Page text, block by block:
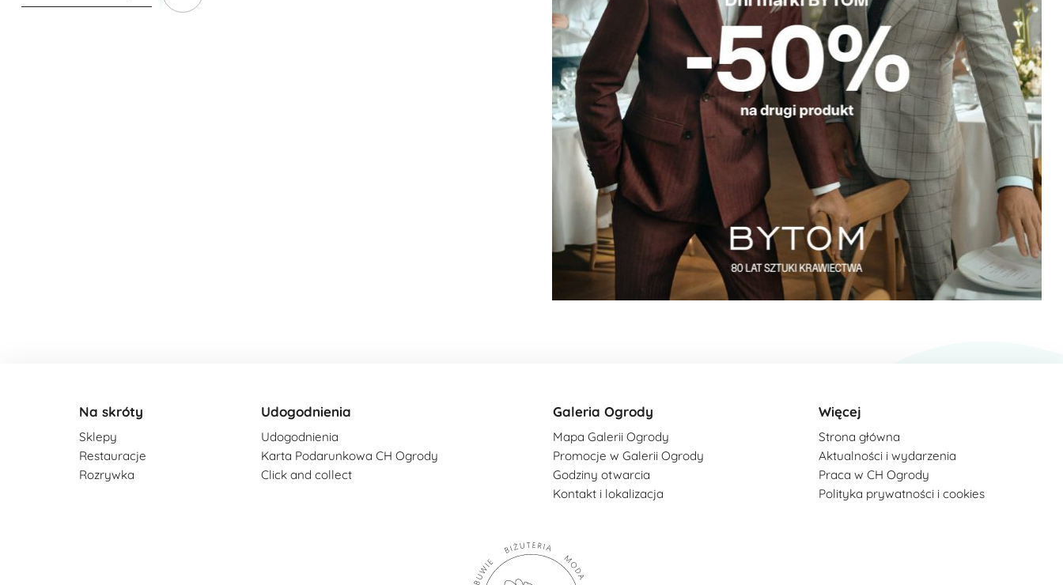
Na skróty
Sklepy
Restauracje
Rozrywka
Udogodnienia
Udogodnienia
Karta Podarunkowa CH Ogrody
Click and collect
Galeria Ogrody
Mapa Galerii Ogrody
Promocje w Galerii Ogrody
Godziny otwarcia
Kontakt i lokalizacja
Więcej
Strona główna
Aktualności i wydarzenia
Praca w CH Ogrody
Polityka prywatności i cookies